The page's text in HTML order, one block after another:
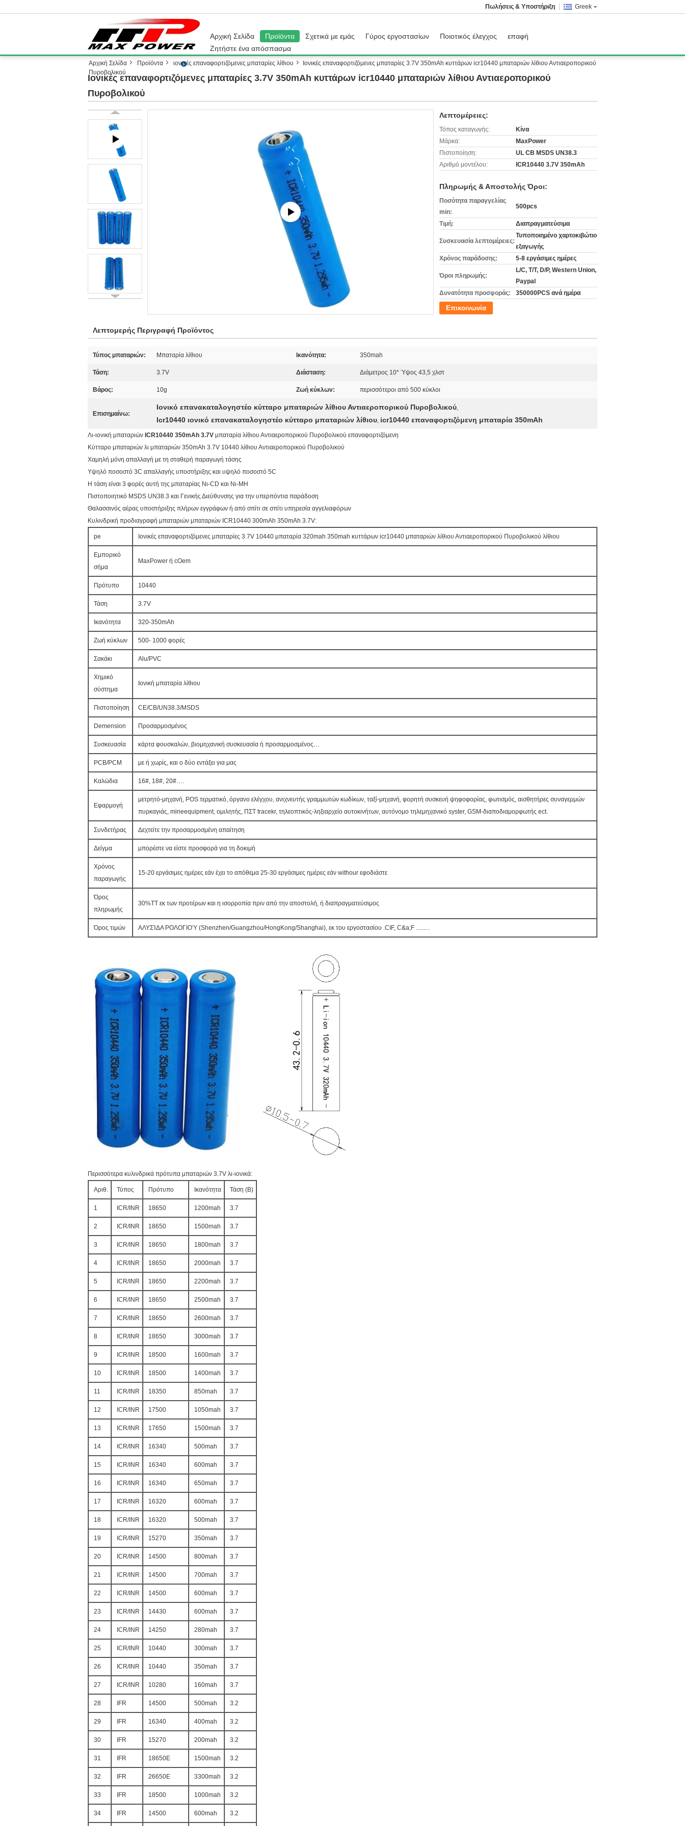
Greek
Πωλήσεις & Υποστήριξη
Αρχική Σελίδα Προϊόντα Σχετικά με εμάς Γύρος εργοστασίων Ποιοτικός έλεγχος
επαφή
Ζητήστε ένα απόσπασμα
Αρχική Σελίδα Προϊόντα ιονικές επαναφορτιζόμενες μπαταρίες λίθιου
Ιονικές επαναφορτιζόμενες μπαταρίες 3.7V 350mAh κυττάρων icr10440 μπαταριών λίθιου Αντιαεροπορικού
Πυροβολικού
Ιονικές επαναφορτιζόμενες μπαταρίες 3.7V 350mAh κυττάρων icr10440 μπαταριών λίθιου Αντιαεροπορικού
Πυροβολικού
Λεπτομέρειες:
Τόπος καταγωγής:
Κίνα
Μάρκα:
MaxPower
Πιστοποίηση:
UL CB MSDS UN38.3
Αριθμό μοντέλου:
ICR10440 3.7V 350mAh
Πληρωμής & Αποστολής Όροι:
Ποσότητα παραγγελίας
min:
500pcs
Τιμή: Διαπραγματεύσιμα
Συσκευασία λεπτομέρειες:
Τυποποιημένο χαρτοκιβώτιο
εξαγωγής
Χρόνος παράδοσης:
5-8 εργάσιμες ημέρες
Όροι πληρωμής:
L/C, T/T, D/P, Western Union,
Paypal
Δυνατότητα προσφοράς:
350000PCS ανά ημέρα
Επικοινωνία
Λεπτομερής Περιγραφή Προϊόντος
Τύπος μπαταριών: Μπαταρία λίθιου Ικανότητα: 350mah
Τάση: 3.7V Διάσταση: Διάμετρος 10* Ύψος 43,5 χλστ
Βάρος: 10g Ζωή κύκλων: περισσότεροι από 500 κύκλοι
Επισημαίνω:
Ιονικό επανακαταλογηστέο κύτταρο μπαταριών λίθιου Αντιαεροπορικού Πυροβολικού,
Icr10440 ιονικό επανακαταλογηστέο κύτταρο μπαταριών λίθιου, icr10440 επαναφορτιζόμενη μπαταρία 350mAh
Λι-ιονική μπαταριών ICR10440 350mAh 3.7V μπαταρία λίθιου Αντιαεροπορικού Πυροβολικού επαναφορτιζόμενη
Κύτταρο μπαταριών λι μπαταριών 350mAh 3.7V 10440 λίθιου Αντιαεροπορικού Πυροβολικού
Χαμηλή μόνη απαλλαγή με τη σταθερή παραγωγή τάσης
Υψηλό ποσοστό 3C απαλλαγής υποστήριξης και υψηλό ποσοστό 5C
Η τάση είναι 3 φορές αυτή της μπαταρίας Νι-CD και Νι-MH
Πιστοποιητικό MSDS UN38.3 και Γενικής Διεύθυνσης για την υπερπόντια παράδοση
Θαλασσινός αέρας υποστήριξης πλήρων εγγράφων ή από σπίτι σε σπίτι υπηρεσία αγγελιαφόρων
Κυλινδρική προδιαγραφή μπαταριών μπαταριών ICR10440 300mAh 350mAh 3.7V:
pe Ιονικές επαναφορτιζόμενες μπαταρίες 3.7V 10440 μπαταρία 320mah 350mah κυττάρων icr10440 μπαταριών λίθιου Αντιαεροπορικού Πυροβολικού λίθιου
Εμπορικό
σήμα
MaxPower ή cOem
Πρότυπο 10440
Τάση 3.7V
Ικανότητα 320-350mAh
Ζωή κύκλων 500- 1000 φορές
Σακάκι Alu/PVC
Χημικό
σύστημα
Ιονική μπαταρία λίθιου
Πιστοποίηση CE/CB/UN38.3/MSDS
Demension Προσαρμοσμένος
Συσκευασία κάρτα φουσκαλών, βιομηχανική συσκευασία ή προσαρμοσμένος…
PCB/PCM με ή χωρίς, και ο δύο εντάξει για μας
Καλώδια 16#, 18#, 20#….
Εφαρμογή
μετρητό-μηχανή, POS τερματικό, όργανο ελέγχου, ανιχνευτής γραμμωτών κωδίκων, ταξί-μηχανή, φορητή συσκευή ψηφοφορίας, φωτισμός, αισθητήρες συναγερμών
πυρκαγιάς, mineequipment, ομιλητής, ΠΣΤ tracekr, τηλεοπτικός-ληξιαρχείο αυτοκινήτων, αυτόνομο τηλεμηχανικό syster, GSM-διαποδιαμορφωτής ect.
Συνδετήρας Δεχτείτε την προσαρμοσμένη απαίτηση
Δείγμα μπορέστε να είστε προσφορά για τη δοκιμή
Χρόνος
παραγωγής
15-20 εργάσιμες ημέρες εάν έχει το απόθεμα 25-30 εργάσιμες ημέρες εάν withour εφοδιάστε
Όρος
πληρωμής
30%TT εκ των προτέρων και η ισορροπία πριν από την αποστολή, ή διαπραγματεύσιμος
Όρος τιμών ΑΛΥΣΊΔΑ ΡΟΛΟΓΙΟΎ (Shenzhen/Guangzhou/HongKong/Shanghai), εκ του εργοστασίου .CIF, C&a;F .........
Περισσότερα κυλινδρικά πρότυπα μπαταριών 3.7V λι-ιονικά:
Αριθ. Τύπος Πρότυπο Ικανότητα Τάση (Β)
1 ICR/INR 18650 1200mah 3.7
2 ICR/INR 18650 1500mah 3.7
3 ICR/INR 18650 1800mah 3.7
4 ICR/INR 18650 2000mah 3.7
5 ICR/INR 18650 2200mah 3.7
6 ICR/INR 18650 2500mah 3.7
7 ICR/INR 18650 2600mah 3.7
8 ICR/INR 18650 3000mah 3.7
9 ICR/INR 18500 1600mah 3.7
10 ICR/INR 18500 1400mah 3.7
11 ICR/INR 18350 850mah 3.7
12 ICR/INR 17500 1050mah 3.7
13 ICR/INR 17650 1500mah 3.7
14 ICR/INR 16340 500mah 3.7
15 ICR/INR 16340 600mah 3.7
16 ICR/INR 16340 650mah 3.7
17 ICR/INR 16320 600mah 3.7
18 ICR/INR 16320 500mah 3.7
19 ICR/INR 15270 350mah 3.7
20 ICR/INR 14500 800mah 3.7
21 ICR/INR 14500 700mah 3.7
22 ICR/INR 14500 600mah 3.7
23 ICR/INR 14430 600mah 3.7
24 ICR/INR 14250 280mah 3.7
25 ICR/INR 10440 300mah 3.7
26 ICR/INR 10440 350mah 3.7
27 ICR/INR 10280 160mah 3.7
28 IFR 14500 500mah 3.2
29 IFR 16340 400mah 3.2
30 IFR 15270 200mah 3.2
31 IFR 18650E 1500mah 3.2
32 IFR 26650E 3300mah 3.2
33 IFR 18500 1000mah 3.2
34 IFR 14500 600mah 3.2